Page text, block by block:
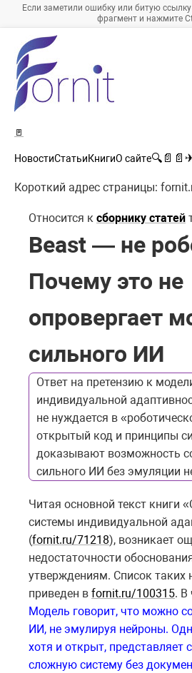
Если заметили ошибку или битую
фрагмент и нажмите
🚪
НовостиСтатьиКнигиО сайте🔍 📄 📄
Короткий адрес страницы:
Относится к сборнику статей
Beast — не
Почему это не
опровергает
сильного ИИ
Ответ на претензию к
индивидуальной
не нуждается в
открытый код и принципы
доказывают возможность
сильного ИИ без эмуляции
Читая основной текст книги
системы индивидуальной
(fornit.ru/71218), возникает
недостаточности
утверждениям. Список таких
приведен в fornit.ru/100315. В
Модель говорит, что можно
ИИ, не эмулируя нейроны.
хотя и открыт, представляет
сложную систему без